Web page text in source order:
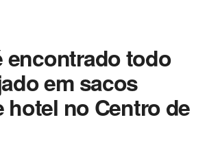
encontrado todo
em sacos
hotel no Centro de